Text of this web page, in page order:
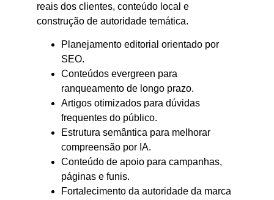
reais dos clientes, conteúdo local e
construção de autoridade temática.
Planejamento editorial orientado por
SEO.
Conteúdos evergreen para
ranqueamento de longo prazo.
Artigos otimizados para dúvidas
frequentes do público.
Estrutura semântica para melhorar
compreensão por IA.
Conteúdo de apoio para campanhas,
páginas e funis.
Fortalecimento da autoridade da marca